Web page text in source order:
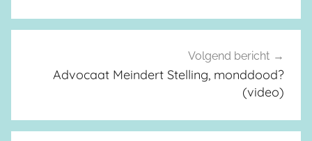
Volgend bericht
Advocaat Meindert Stelling, monddood?
(video)